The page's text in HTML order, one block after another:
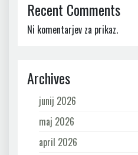
Recent Comments
Ni komentarjev za prikaz.
Archives
junij 2026
maj 2026
april 2026